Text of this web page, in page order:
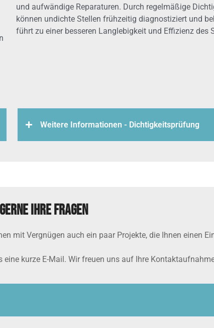
und aufwändige Reparaturen. Durch regelmäßige
können undichte Stellen frühzeitig diagnostiziert und
führt zu einer besseren Langlebigkeit und Effizienz des
Weitere Informationen - Dichtigkeitsprüfung
Ihre Fragen
mit Vergnügen auch ein paar Projekte, die Ihnen einen
kurze E-Mail. Wir freuen uns auf Ihre